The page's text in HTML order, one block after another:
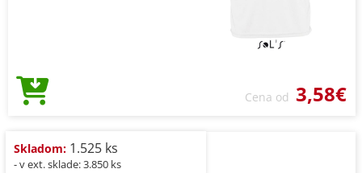
Cena od 3,58€
Skladom: 1.525 ks
- v ext. sklade: 3.850 ks